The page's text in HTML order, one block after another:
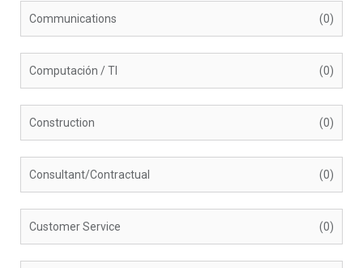
Communications (0)
Computación / TI (0)
Construction (0)
Consultant/Contractual (0)
Customer Service (0)